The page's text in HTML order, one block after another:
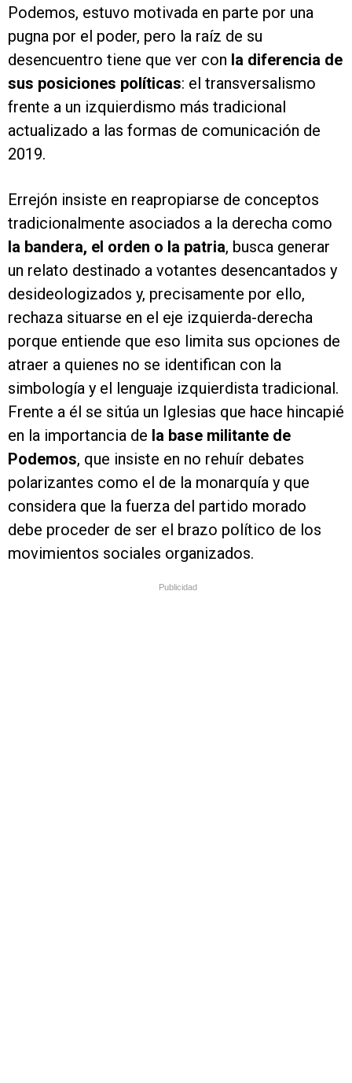
Podemos, estuvo motivada en parte por una
pugna por el poder, pero la raíz de su
desencuentro tiene que ver con la diferencia de
sus posiciones políticas: el transversalismo
frente a un izquierdismo más tradicional
actualizado a las formas de comunicación de
2019.
Errejón insiste en reapropiarse de conceptos
tradicionalmente asociados a la derecha como
la bandera, el orden o la patria, busca generar
un relato destinado a votantes desencantados y
desideologizados y, precisamente por ello,
rechaza situarse en el eje izquierda-derecha
porque entiende que eso limita sus opciones de
atraer a quienes no se identifican con la
simbología y el lenguaje izquierdista tradicional.
Frente a él se sitúa un Iglesias que hace hincapié
en la importancia de la base militante de
Podemos, que insiste en no rehuír debates
polarizantes como el de la monarquía y que
considera que la fuerza del partido morado
debe proceder de ser el brazo político de los
movimientos sociales organizados.
Publicidad